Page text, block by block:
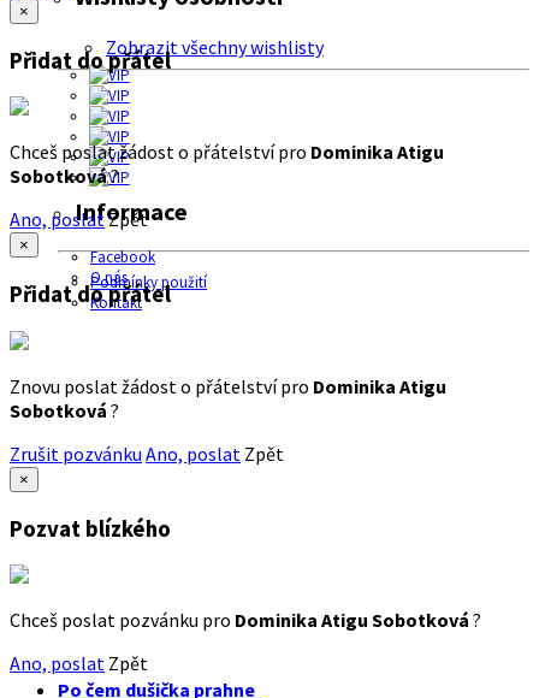
Zobrazit všechny wishlisty
Informace
Facebook
O nás
Podmínky použití
Kontakt
×
Přidat do přátel
Chceš poslat žádost o přátelství pro Dominika Atigu
Sobotková?
Ano, poslatZpět
×
Přidat do přátel
Znovu poslat žádost o přátelství pro Dominika Atigu
Sobotková ?
Zrušit pozvánku Ano, poslat Zpět
×
Pozvat blízkého
Chceš poslat pozvánku pro Dominika Atigu Sobotková ?
Ano, poslat Zpět
Po čem dušička prahne